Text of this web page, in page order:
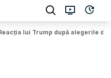
lui Trump după alegerile